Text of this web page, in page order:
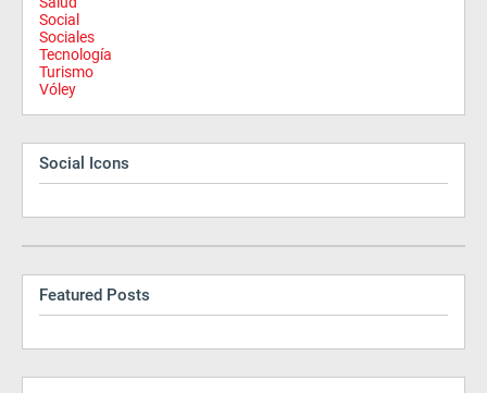
Social
Sociales
Tecnología
Turismo
Vóley
Social Icons
Featured Posts